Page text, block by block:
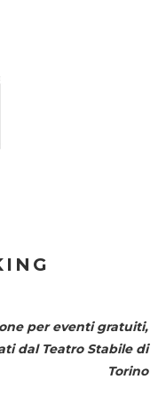
per eventi gratuiti,
dal Teatro Stabile di
Torino